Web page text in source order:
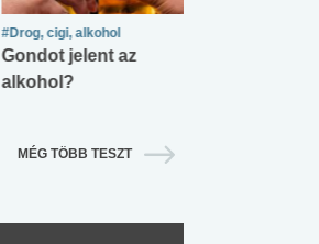
#Drog, cigi, alkohol
Gondot jelent az
alkohol?
MÉG TÖBB TESZT